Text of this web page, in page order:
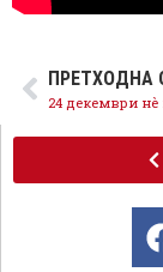
ПРЕТХОДНА